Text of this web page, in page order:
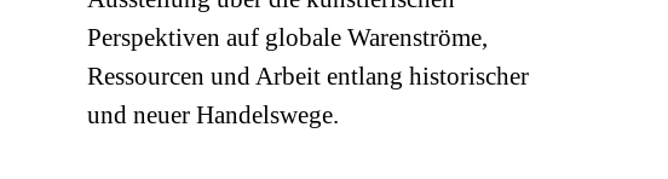
Perspektiven auf globale Warenströme,
Ressourcen und Arbeit entlang historischer
und neuer Handelswege.